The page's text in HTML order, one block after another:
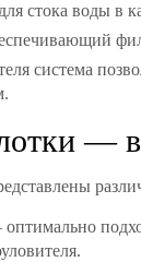
стока воды в
система
—